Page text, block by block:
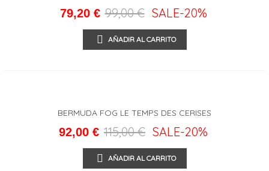
79,20 € 99,00 € SALE-20%
AÑADIR AL CARRITO
BERMUDA FOG LE TEMPS DES CERISES
92,00 € 115,00 € SALE-20%
AÑADIR AL CARRITO